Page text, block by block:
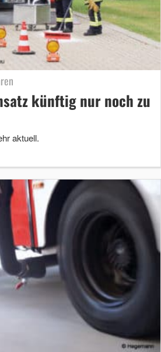
künftig nur noch zu
aktuell.